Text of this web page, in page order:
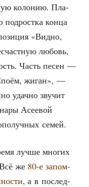
коло­нию. Пла­
под­рост­ка кон­ца
«Вид­но,
любовь,
Часть песен —
жиган», —
удач­но зву­чит
Асе­е­вой
семей.
луч­ше мно­гих
же 80‑е запом­
, а в послед­